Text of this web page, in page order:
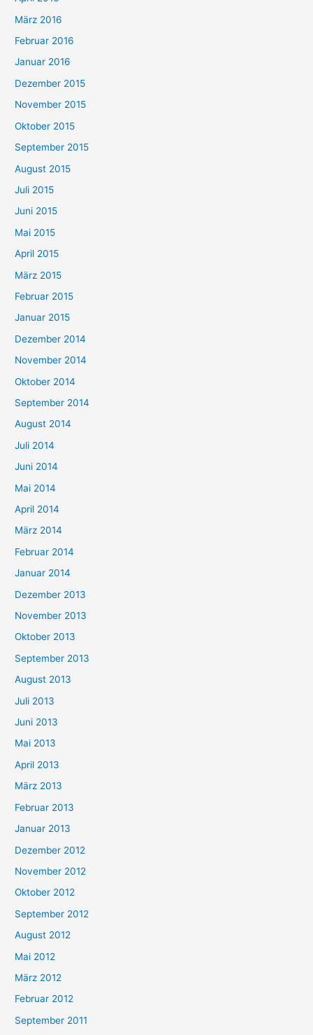
März 2016
Februar 2016
Januar 2016
Dezember 2015
November 2015
Oktober 2015
September 2015
August 2015
Juli 2015
Juni 2015
Mai 2015
April 2015
März 2015
Februar 2015
Januar 2015
Dezember 2014
November 2014
Oktober 2014
September 2014
August 2014
Juli 2014
Juni 2014
Mai 2014
April 2014
März 2014
Februar 2014
Januar 2014
Dezember 2013
November 2013
Oktober 2013
September 2013
August 2013
Juli 2013
Juni 2013
Mai 2013
April 2013
März 2013
Februar 2013
Januar 2013
Dezember 2012
November 2012
Oktober 2012
September 2012
August 2012
Mai 2012
März 2012
Februar 2012
September 2011